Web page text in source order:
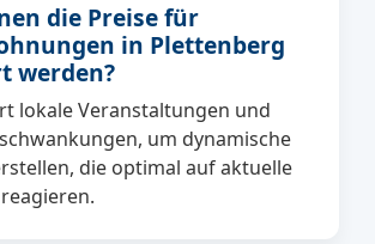
die Preise für
in Plettenberg
werden?
lokale Veranstaltungen und
um dynamische
die optimal auf aktuelle